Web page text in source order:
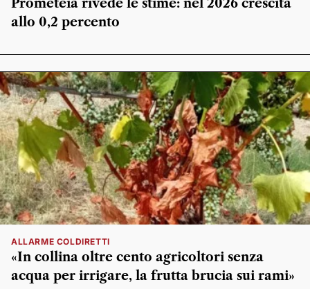
Prometeia rivede le stime: nel 2026 crescita
allo 0,2 percento
ALLARME COLDIRETTI
«In collina oltre cento agricoltori senza
acqua per irrigare, la frutta brucia sui rami»